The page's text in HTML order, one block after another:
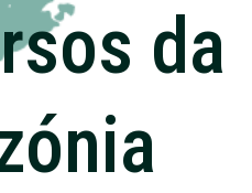
da